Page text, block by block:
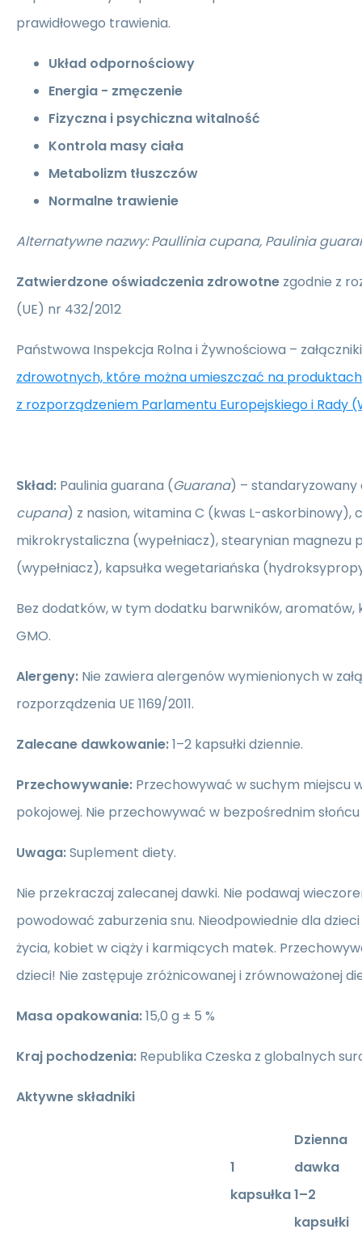
prawidłowego trawienia.
Układ odpornościowy
Energia - zmęczenie
Fizyczna i psychiczna witalność
Kontrola masy ciała
Metabolizm tłuszczów
Normalne trawienie
Alternatywne nazwy: Paullinia cupana, Paulinia
Zatwierdzone oświadczenia zdrowotne zgodnie z
(UE) nr 432/2012
Państwowa Inspekcja Rolna i Żywnościowa –
zdrowotnych, które można umieszczać na
z rozporządzeniem Parlamentu Europejskiego i Rady
Skład: Paulinia guarana (Guarana) –
cupana) z nasion, witamina C (kwas L-askorbinowy),
mikrokrystaliczna (wypełniacz), stearynian magnezu
(wypełniacz), kapsułka wegetariańska
Bez dodatków, w tym dodatku barwników, aromatów,
GMO.
Alergeny: Nie zawiera alergenów wymienionych w
rozporządzenia UE 1169/2011.
Zalecane dawkowanie:1–2 kapsułki dziennie.
Przechowywanie: Przechowywać w suchym miejscu
pokojowej. Nie przechowywać w bezpośrednim
Uwaga:Suplement diety.
Nie przekraczaj zalecanej dawki. Nie podawaj
powodować zaburzenia snu. Nieodpowiednie dla
życia, kobiet w ciąży i karmiących matek.
dzieci! Nie zastępuje zróżnicowanej i zrównoważonej
Masa opakowania:15,0 g ± 5 %
Kraj pochodzenia: Republika Czeska z globalnych
Aktywne składniki
1
kapsułka
Dzienna
dawka
1–2
kapsułki